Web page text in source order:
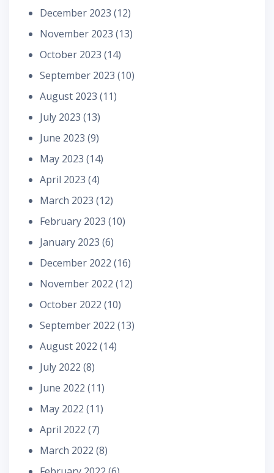
December 2023 (12)
November 2023 (13)
October 2023 (14)
September 2023 (10)
August 2023 (11)
July 2023 (13)
June 2023 (9)
May 2023 (14)
April 2023 (4)
March 2023 (12)
February 2023 (10)
January 2023 (6)
December 2022 (16)
November 2022 (12)
October 2022 (10)
September 2022 (13)
August 2022 (14)
July 2022 (8)
June 2022 (11)
May 2022 (11)
April 2022 (7)
March 2022 (8)